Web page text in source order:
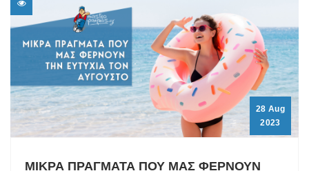
28 Aug
2023
ΜΙΚΡΑ ΠΡΑΓΜΑΤΑ ΠΟΥ ΜΑΣ ΦΕΡΝΟΥΝ